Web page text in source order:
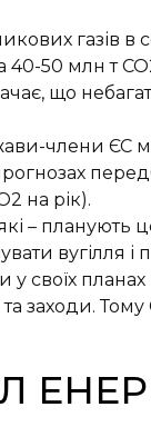
газів в
40-50 млн т CO
що
члени ЄС
2 на рік).
– планують
вугілля і
своїх
заходи. Тому